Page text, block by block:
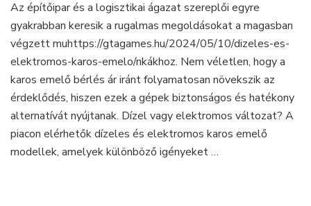
bérlés:
egyre
nagyobb
az
érdeklődés
Az építőipar és a logisztikai ágazat szereplői egyre
gyakrabban keresik a rugalmas megoldásokat a magasban
végzett muhttps://gtagames.hu/2024/05/10/dizeles-es-
elektromos-karos-emelo/nkákhoz. Nem véletlen, hogy a
karos emelő bérlés ár iránt folyamatosan növekszik az
érdeklődés, hiszen ezek a gépek biztonságos és hatékony
alternatívát nyújtanak. Dízel vagy elektromos változat? A
piacon elérhetők dízeles és elektromos karos emelő
modellek, amelyek különböző igényeket …